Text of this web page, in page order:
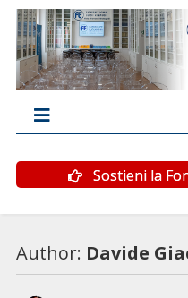
Sostieni la
Author: Davide